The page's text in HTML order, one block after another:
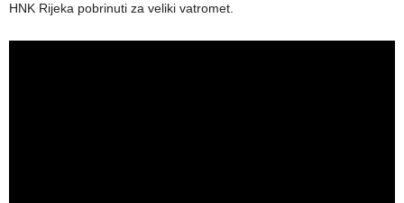
HNK Rijeka pobrinuti za veliki vatromet.